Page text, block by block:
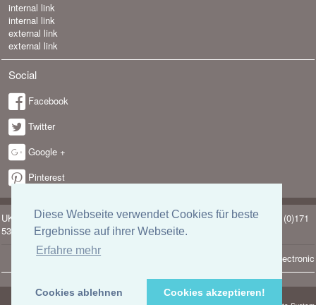
Diese Webseite verwendet Cookies für beste
Ergebnisse auf ihrer Webseite.
Erfahre mehr
Cookies ablehnen Cookies akzeptieren!
internal link
internal link
external link
external link
Social
Facebook
Twitter
Google +
Pinterest
UK-electronic Jonas Lauer Ringstrasse 8 66894 Krähenberg Tel. +49 (0)171
5347831
uk-electronic